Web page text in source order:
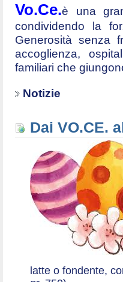
Vo.Ce.è una
condividendo la
Generosità senza
accoglienza,
familiari che
Notizie
Dai VO.CE.
latte o fondente,